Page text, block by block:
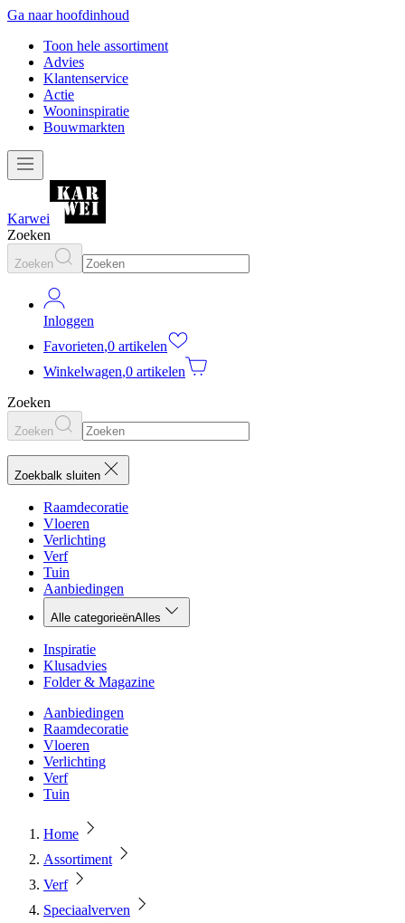
Ga naar hoofdinhoud
Toon hele assortiment
Advies
Klantenservice
Actie
Wooninspiratie
Bouwmarkten
Karwei
Zoeken
Zoeken
Inloggen
Favorieten,0 artikelen
Winkelwagen,0 artikelen
Zoeken
Zoeken
Zoekbalk sluiten
Raamdecoratie
Vloeren
Verlichting
Verf
Tuin
Aanbiedingen
Alle categorieënAlles
Inspiratie
Klusadvies
Folder & Magazine
Aanbiedingen
Raamdecoratie
Vloeren
Verlichting
Verf
Tuin
Home
Assortiment
Verf
Speciaalverven